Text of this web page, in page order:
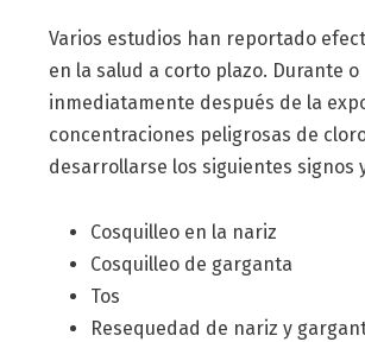
Varios estudios han reportado
en la salud a corto plazo. Durante o
inmediatamente después de la
concentraciones peligrosas de
desarrollarse los siguientes signos
Cosquilleo en la nariz
Cosquilleo de garganta
Tos
Resequedad de nariz y